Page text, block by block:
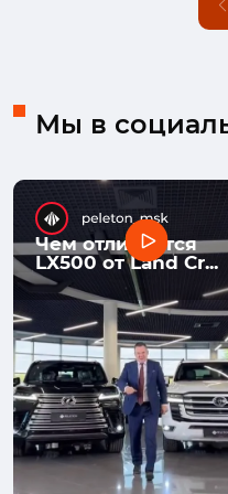
Мы в
Чем отличается
LX500 от Land Cr...